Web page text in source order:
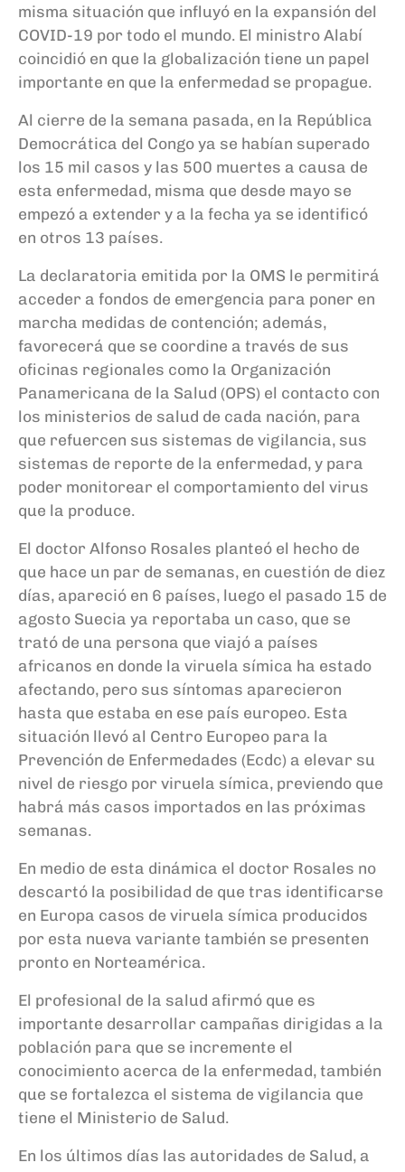
misma situación que influyó en la expansión del
COVID-19 por todo el mundo. El ministro Alabí
coincidió en que la globalización tiene un papel
importante en que la enfermedad se propague.
Al cierre de la semana pasada, en la República
Democrática del Congo ya se habían superado
los 15 mil casos y las 500 muertes a causa de
esta enfermedad, misma que desde mayo se
empezó a extender y a la fecha ya se identificó
en otros 13 países.
La declaratoria emitida por la OMS le permitirá
acceder a fondos de emergencia para poner en
marcha medidas de contención; además,
favorecerá que se coordine a través de sus
oficinas regionales como la Organización
Panamericana de la Salud (OPS) el contacto con
los ministerios de salud de cada nación, para
que refuercen sus sistemas de vigilancia, sus
sistemas de reporte de la enfermedad, y para
poder monitorear el comportamiento del virus
que la produce.
El doctor Alfonso Rosales planteó el hecho de
que hace un par de semanas, en cuestión de diez
días, apareció en 6 países, luego el pasado 15 de
agosto Suecia ya reportaba un caso, que se
trató de una persona que viajó a países
africanos en donde la viruela símica ha estado
afectando, pero sus síntomas aparecieron
hasta que estaba en ese país europeo. Esta
situación llevó al Centro Europeo para la
Prevención de Enfermedades (Ecdc) a elevar su
nivel de riesgo por viruela símica, previendo que
habrá más casos importados en las próximas
semanas.
En medio de esta dinámica el doctor Rosales no
descartó la posibilidad de que tras identificarse
en Europa casos de viruela símica producidos
por esta nueva variante también se presenten
pronto en Norteamérica.
El profesional de la salud afirmó que es
importante desarrollar campañas dirigidas a la
población para que se incremente el
conocimiento acerca de la enfermedad, también
que se fortalezca el sistema de vigilancia que
tiene el Ministerio de Salud.
En los últimos días las autoridades de Salud, a